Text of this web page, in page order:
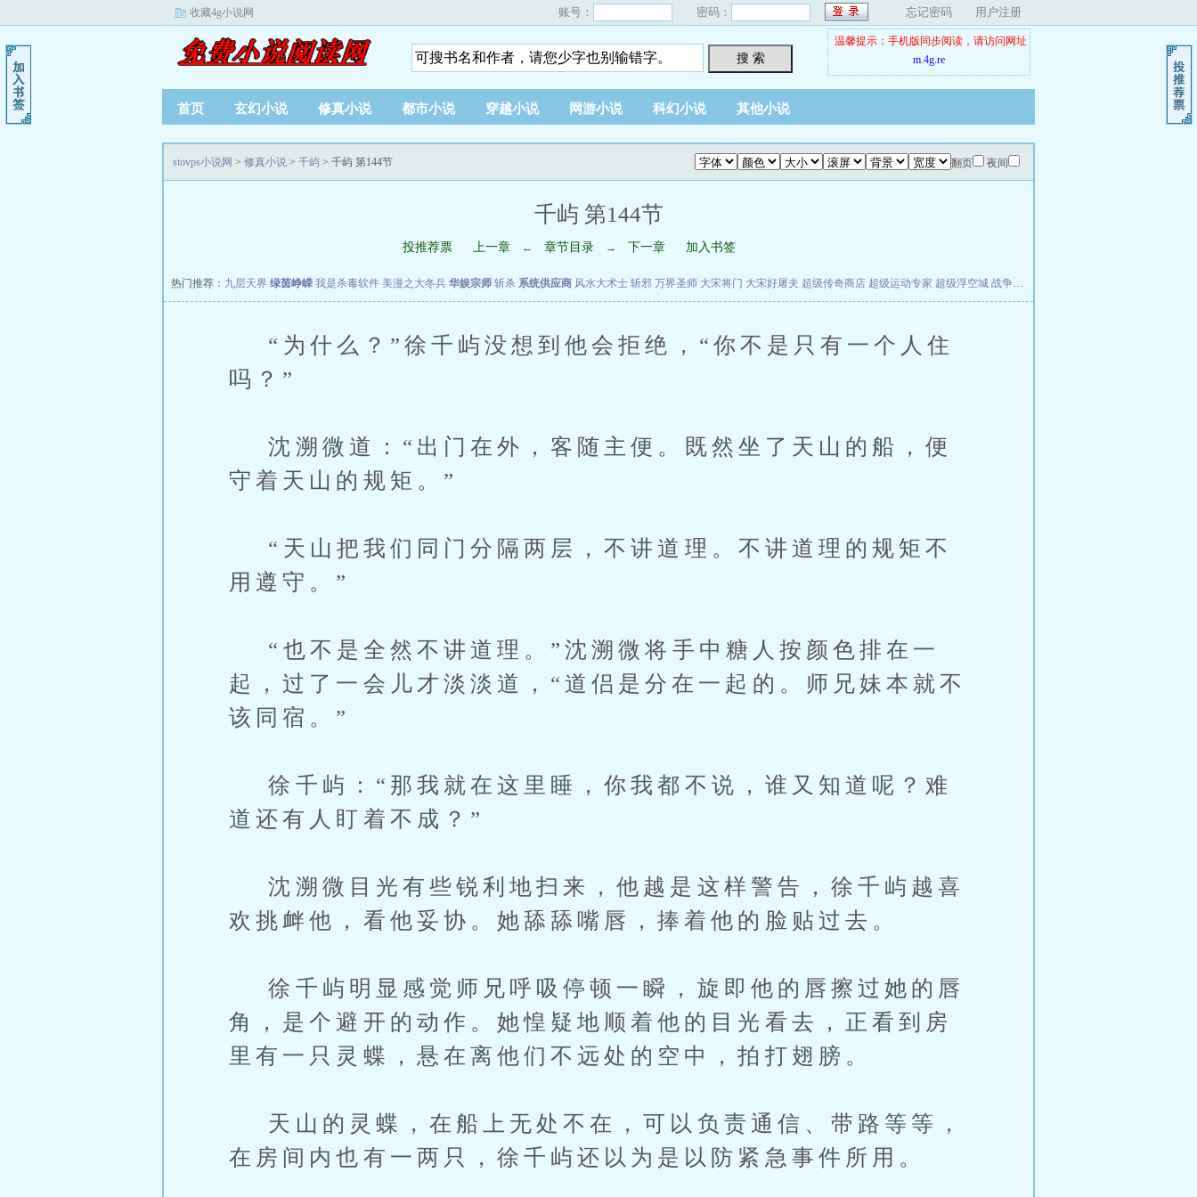
收藏4g小说网 账号： 密码： 忘记密码 用户注册
搜 索
温馨提示：手机版同步阅读，请访问网址
m.4g.re
首页 玄幻小说 修真小说 都市小说 穿越小说 网游小说 科幻小说 其他小说
翻页 夜间
stovps小说网 > 修真小说 > 千屿 > 千屿 第144节
千屿 第144节
投推荐票 上一章 ← 章节目录 → 下一章 加入书签
热门推荐： 九层天界 绿茵峥嵘 我是杀毒软件 美漫之大冬兵 华娱宗师 斩杀 系统供应商 风水大术士 斩邪 万界圣师 大宋将门 大宋好屠夫 超级传奇商店 超级运动专家 超级浮空城 战争天堂
“为什么？”徐千屿没想到他会拒绝，“你不是只有一个人住
吗？”
沈溯微道：“出门在外，客随主便。既然坐了天山的船，便
守着天山的规矩。”
“天山把我们同门分隔两层，不讲道理。不讲道理的规矩不
用遵守。”
“也不是全然不讲道理。”沈溯微将手中糖人按颜色排在一
起，过了一会儿才淡淡道，“道侣是分在一起的。师兄妹本就不
该同宿。”
徐千屿：“那我就在这里睡，你我都不说，谁又知道呢？难
道还有人盯着不成？”
沈溯微目光有些锐利地扫来，他越是这样警告，徐千屿越喜
欢挑衅他，看他妥协。她舔舔嘴唇，捧着他的脸贴过去。
徐千屿明显感觉师兄呼吸停顿一瞬，旋即他的唇擦过她的唇
角，是个避开的动作。她惶疑地顺着他的目光看去，正看到房
里有一只灵蝶，悬在离他们不远处的空中，拍打翅膀。
天山的灵蝶，在船上无处不在，可以负责通信、带路等等，
在房间内也有一两只，徐千屿还以为是以防紧急事件所用。